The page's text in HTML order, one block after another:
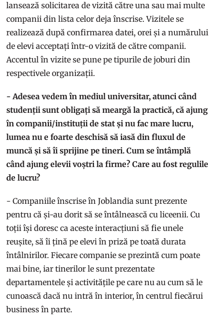
lansează solicitarea de vizită către una sau mai multe
companii din lista celor deja înscrise. Vizitele se
realizează după confirmarea datei, orei și a numărului
de elevi acceptați într-o vizită de către companii.
Accentul în vizite se pune pe tipurile de joburi din
respectivele organizații.
- Adesea vedem în mediul universitar, atunci când
studenții sunt obligați să meargă la practică, că ajung
în companii/instituții de stat și nu fac mare lucru,
lumea nu e foarte deschisă să iasă din fluxul de
muncă și să îi sprijine pe tineri. Cum se întâmplă
când ajung elevii voștri la firme? Care au fost regulile
de lucru?
- Companiile înscrise în Joblandia sunt prezente
pentru că și-au dorit să se întâlnească cu liceenii. Cu
toții își doresc ca aceste interacțiuni să fie unele
reușite, să îi țină pe elevi în priză pe toată durata
întâlnirilor. Fiecare companie se prezintă cum poate
mai bine, iar tinerilor le sunt prezentate
departamentele și activitățile pe care nu au cum să le
cunoască dacă nu intră în interior, în centrul fiecărui
business în parte.